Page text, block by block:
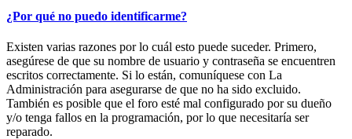
¿Por qué no puedo identificarme?
Existen varias razones por lo cuál esto puede suceder. Primero,
asegúrese de que su nombre de usuario y contraseña se encuentren
escritos correctamente. Si lo están, comuníquese con La
Administración para asegurarse de que no ha sido excluido.
También es posible que el foro esté mal configurado por su dueño
y/o tenga fallos en la programación, por lo que necesitaría ser
reparado.